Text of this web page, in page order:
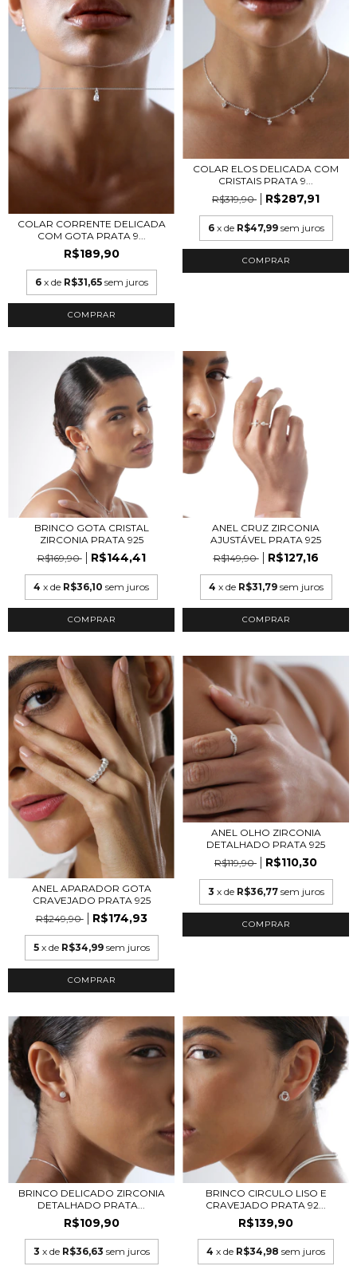
COLAR CORRENTE DELICADA
COM GOTA PRATA 9...
R$189,90
6 x de R$31,65 sem juros
COLAR ELOS DELICADA COM
CRISTAIS PRATA 9...
R$319,90
R$287,91
6 x de R$47,99 sem juros
BRINCO GOTA CRISTAL
ZIRCONIA PRATA 925
R$169,90
R$144,41
4 x de R$36,10 sem juros
ANEL CRUZ ZIRCONIA
AJUSTÁVEL PRATA 925
R$149,90
R$127,16
4 x de R$31,79 sem juros
ANEL APARADOR GOTA
CRAVEJADO PRATA 925
R$249,90
R$174,93
5 x de R$34,99 sem juros
COMPRAR
ANEL OLHO ZIRCONIA
DETALHADO PRATA 925
R$119,90
R$110,30
3 x de R$36,77 sem juros
COMPRAR
BRINCO DELICADO ZIRCONIA
DETALHADO PRATA...
R$109,90
3 x de R$36,63 sem juros
BRINCO CIRCULO LISO E
CRAVEJADO PRATA 92...
R$139,90
4 x de R$34,98 sem juros